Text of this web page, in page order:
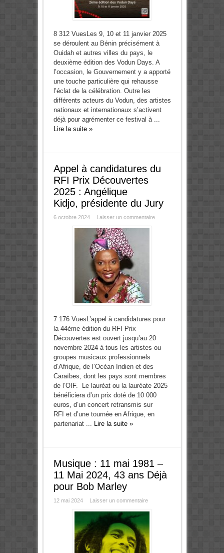
8 312 VuesLes 9, 10 et 11 janvier 2025
se déroulent au Bénin précisément à
Ouidah et autres villes du pays, le
deuxième édition des Vodun Days. A
l’occasion, le Gouvernement y a apporté
une touche particulière qui rehausse
l’éclat de la célébration. Outre les
différents acteurs du Vodun, des artistes
nationaux et internationaux s’activent
déjà pour agrémenter ce festival à ...
Lire la suite »
Appel à candidatures du
RFI Prix Découvertes
2025 : Angélique
Kidjo, présidente du Jury
6 octobre 2024 Laisser un commentaire
7 176 VuesL’appel à candidatures pour
la 44ème édition du RFI Prix
Découvertes est ouvert jusqu’au 20
novembre 2024 à tous les artistes ou
groupes musicaux professionnels
d’Afrique, de l’Océan Indien et des
Caraïbes, dont les pays sont membres
de l’OIF. Le lauréat ou la lauréate 2025
bénéficiera d’un prix doté de 10 000
euros, d’un concert retransmis sur
RFI et d’une tournée en Afrique, en
partenariat ... Lire la suite »
Musique : 11 mai 1981 –
11 Mai 2024, 43 ans Déjà
pour Bob Marley
12 mai 2024 Laisser un commentaire